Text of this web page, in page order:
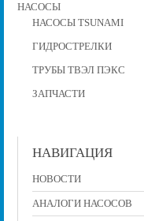
НАСОСЫ
НАСОСЫ TSUNAMI
ГИДРОСТРЕЛКИ
ТРУБЫ ТВЭЛ ПЭКС
ЗАПЧАСТИ
НАВИГАЦИЯ
НОВОСТИ
АНАЛОГИ НАСОСОВ